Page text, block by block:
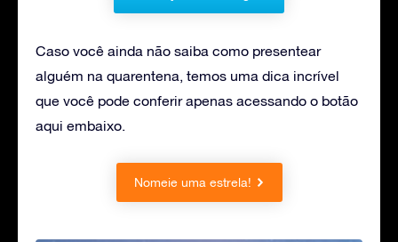
Caso você ainda não saiba como presentear
alguém na quarentena, temos uma dica incrível
que você pode conferir apenas acessando o botão
aqui embaixo.
Nomeie uma estrela!